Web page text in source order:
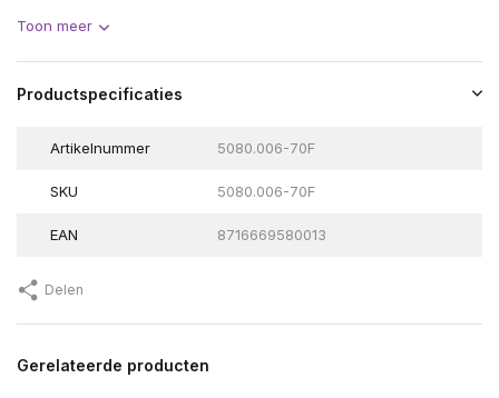
Toon meer
Productspecificaties
Artikelnummer 5080.006-70F
SKU 5080.006-70F
EAN 8716669580013
Delen
Gerelateerde producten